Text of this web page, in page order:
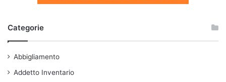
Categorie
Abbigliamento
Addetto Inventario